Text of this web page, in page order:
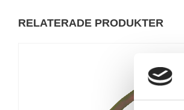
RELATERADE PRODUKTER